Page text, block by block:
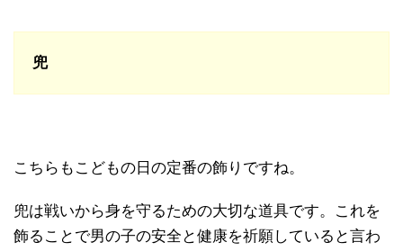
兜
こちらもこどもの日の定番の飾りですね。
兜は戦いから身を守るための大切な道具です。これを
飾ることで男の子の安全と健康を祈願していると言わ